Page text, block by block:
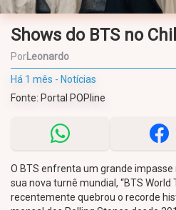
Shows do BTS no
PorLeonardo
Há 1 mês - Notícias
Fonte: Portal POPline
O BTS enfrenta um grande
sua nova turnê mundial, “BTS World
recentemente quebrou o recorde